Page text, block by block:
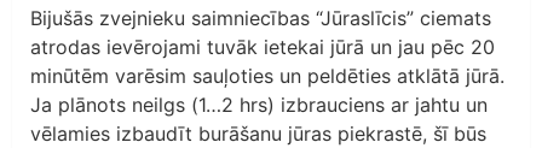
Bijušās zvejnieku saimniecības “Jūraslīcis” ciemats
atrodas ievērojami tuvāk ietekai jūrā un jau pēc 20
minūtēm varēsim sauļoties un peldēties atklātā jūrā.
Ja plānots neilgs (1…2 hrs) izbrauciens ar jahtu un
vēlamies izbaudīt burāšanu jūras piekrastē, šī būs